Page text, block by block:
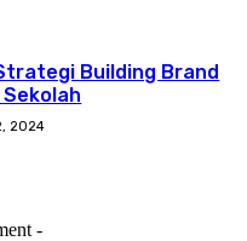
Building Brand
2024
-